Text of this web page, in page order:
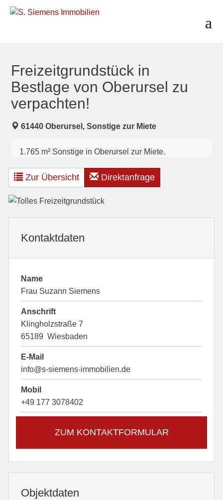
Freizeitgrundstück in
Bestlage von Oberursel zu
verpachten!
61440 Oberursel, Sonstige zur Miete
1.765 m² Sonstige in Oberursel zur Miete.
Zur Übersicht Direktanfrage
Kontaktdaten
Name
Frau Suzann Siemens
Anschrift
Klingholzstraße 7
65189 Wiesbaden
E-Mail
info@s-siemens-immobilien.de
Mobil
+49 177 3078402
ZUM KONTAKTFORMULAR
Objektdaten